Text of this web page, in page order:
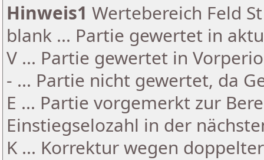
Hinweis1 Wertebereich Feld
blank ... Partie gewertet in
V ... Partie gewertet in
- ... Partie nicht gewertet, da
E ... Partie vorgemerkt zur
Einstiegselozahl in der
K ... Korrektur wegen